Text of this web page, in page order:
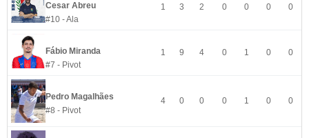
Cesar Abreu
#10 - Ala
1 3 2 0 0 0 0
Fábio Miranda
#7 - Pivot
1 9 4 0 1 0 0
Pedro Magalhães
#8 - Pivot
4 0 0 0 1 0 0